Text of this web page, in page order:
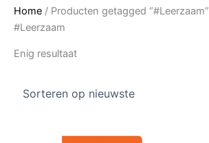
Home / Producten getagged “#Leerzaam”
#Leerzaam
Enig resultaat